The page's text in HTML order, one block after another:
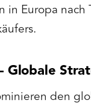
in Europa
den